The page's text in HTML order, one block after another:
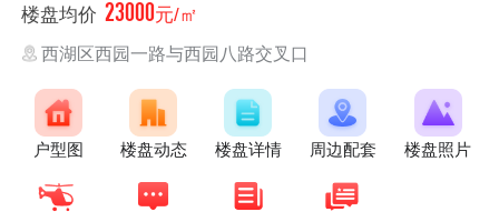
楼盘均价 23000元/㎡
西湖区西园一路与西园八路交叉口
户型图 楼盘动态 楼盘详情 周边配套 楼盘照片